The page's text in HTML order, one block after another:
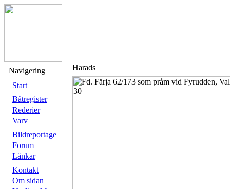
Navigering
Start
Båtregister
Rederier
Varv
Bildreportage
Forum
Länkar
Kontakt
Om sidan
Harads